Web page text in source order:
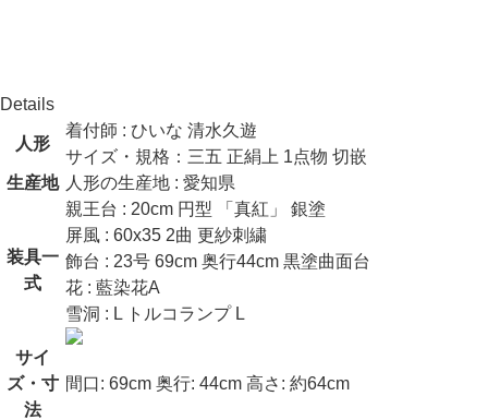
Details
人形
着付師 : ひいな 清水久遊
サイズ・規格：三五 正絹上 1点物 切嵌
生産地 人形の生産地 : 愛知県
装具一
式
親王台 : 20cm 円型 「真紅」 銀塗
屏風 : 60x35 2曲 更紗刺繍
飾台 : 23号 69cm 奥行44cm 黒塗曲面台
花 : 藍染花A
雪洞 : L トルコランプ L
サイ
ズ・寸
法
間口: 69cm 奥行: 44cm 高さ: 約64cm